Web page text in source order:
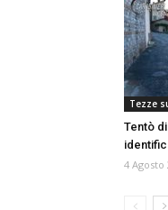
Tezze
Tentò
4 Agosto